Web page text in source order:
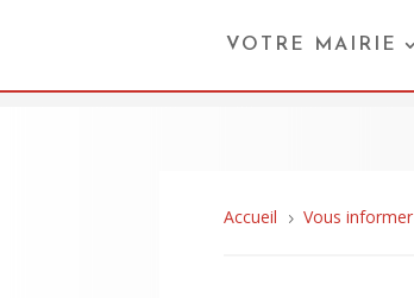
VOTRE MAIRIE
Accueil 5 Vous informer